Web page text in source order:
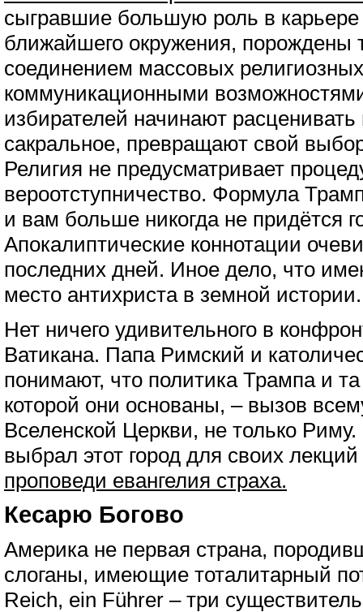
сыгравшие большую роль в карьере
ближайшего окружения,
соединением массовых
коммуникационными
избирателей начинают расценивать
сакральное, превращают свой
Религия не предусматривает
вероотступничество. Формула
и вам больше никогда не придётся
Апокалиптические коннотации
последних дней. Иное дело, что
место антихриста в земной истории.
Нет ничего удивительного в
Ватикана. Папа Римский и
понимают, что политика Трампа и
которой они основаны, – вызов
Вселенской Церкви, не только
выбрал этот город для своих
проповеди евангелия страха.
Кесарю Богово
Америка не первая страна,
слоганы, имеющие тоталитарный
Reich, ein Führer – три